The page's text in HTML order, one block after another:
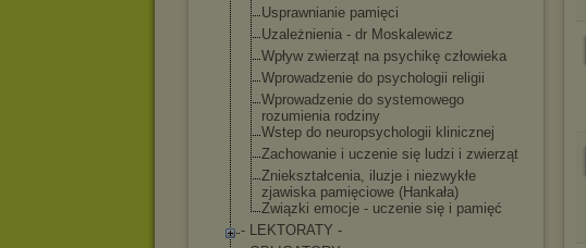
Usprawnianie pamięci
Uzależnienia - dr Moskalewicz
Wpływ zwierząt na psychikę człowieka
Wprowadzenie do psychologii religii
Wprowadzenie do systemowego
rozumienia rodziny
Wstep do neuropsychologii klinicznej
Zachowanie i uczenie się ludzi i zwierząt
Zniekształcenia, iluzje i niezwykłe
zjawiska pamięciowe (Hankała)
Związki emocje - uczenie się i pamięć
- LEKTORATY -